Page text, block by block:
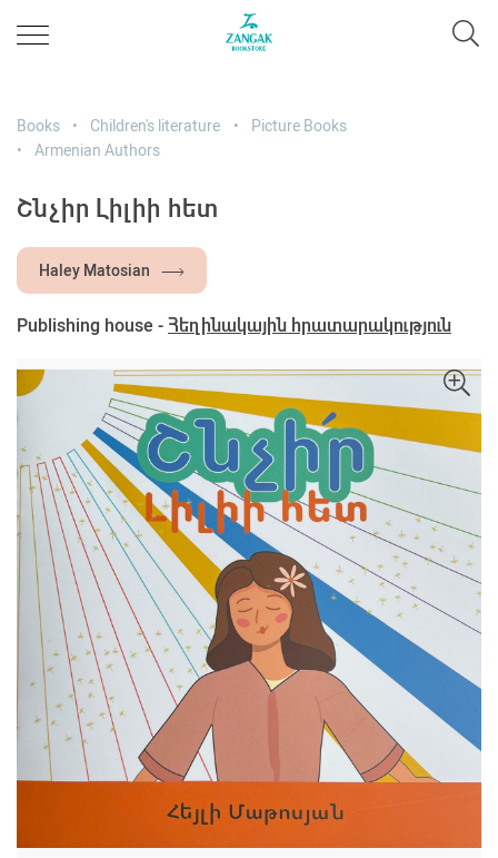
Books Children's literature
Picture Books
Armenian Authors
Շնչիր Լիլիի հետ
Haley Matosian
Publishing house - Հեղինակային հրատարակություն